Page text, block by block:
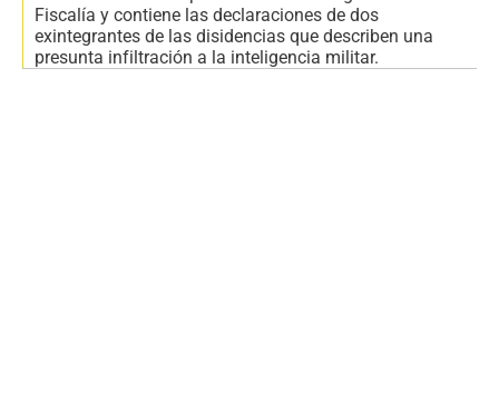
Fiscalía y contiene las declaraciones de dos
exintegrantes de las disidencias que describen una
presunta infiltración a la inteligencia militar.